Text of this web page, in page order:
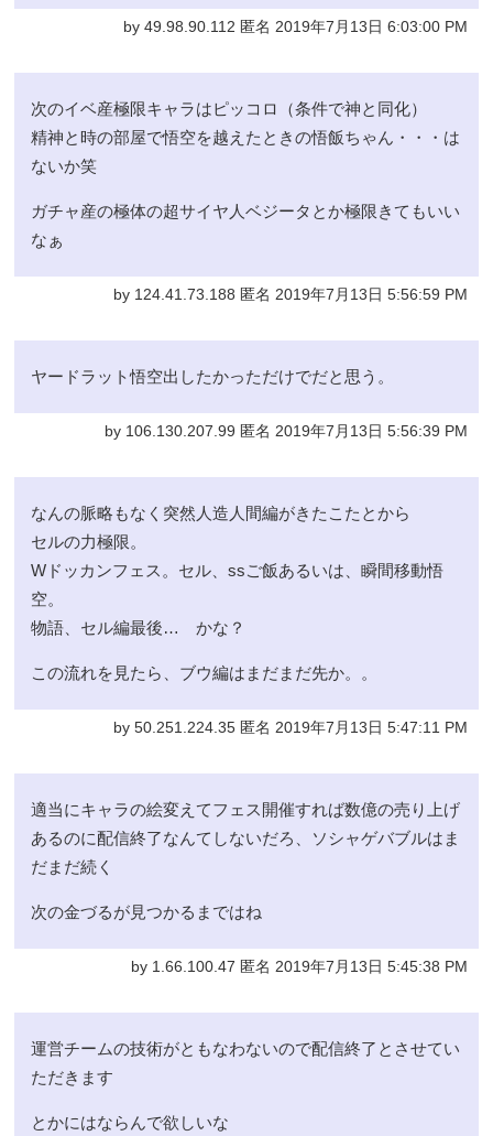
by 49.98.90.112 匿名 2019年7月13日 6:03:00 PM
次のイベ産極限キャラはピッコロ（条件で神と同化）
精神と時の部屋で悟空を越えたときの悟飯ちゃん・・・は
ないか笑
ガチャ産の極体の超サイヤ人ベジータとか極限きてもいい
なぁ
by 124.41.73.188 匿名 2019年7月13日 5:56:59 PM
ヤードラット悟空出したかっただけでだと思う。
by 106.130.207.99 匿名 2019年7月13日 5:56:39 PM
なんの脈略もなく突然人造人間編がきたこたとから
セルの力極限。
Wドッカンフェス。セル、ssご飯あるいは、瞬間移動悟
空。
物語、セル編最後… かな？
この流れを見たら、ブウ編はまだまだ先か。。
by 50.251.224.35 匿名 2019年7月13日 5:47:11 PM
適当にキャラの絵変えてフェス開催すれば数億の売り上げ
あるのに配信終了なんてしないだろ、ソシャゲバブルはま
だまだ続く
次の金づるが見つかるまではね
by 1.66.100.47 匿名 2019年7月13日 5:45:38 PM
運営チームの技術がともなわないので配信終了とさせてい
ただきます
とかにはならんで欲しいな